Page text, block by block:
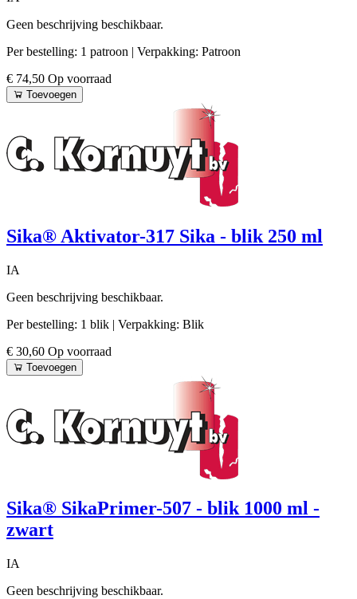
Geen beschrijving beschikbaar.
Per bestelling: 1 patroon | Verpakking: Patroon
€ 74,50 Op voorraad
Toevoegen
Sika® Aktivator-317 Sika - blik 250 ml
IA
Geen beschrijving beschikbaar.
Per bestelling: 1 blik | Verpakking: Blik
€ 30,60 Op voorraad
Toevoegen
Sika® SikaPrimer-507 - blik 1000 ml -
zwart
IA
Geen beschrijving beschikbaar.